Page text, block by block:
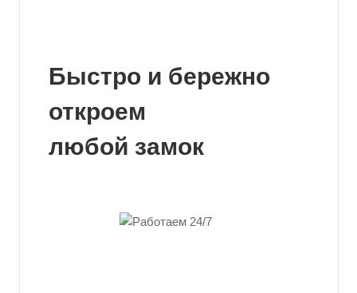
Быстро и бережно
откроем
любой замок